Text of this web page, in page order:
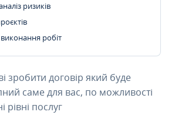
ризиків
робіт
зробити договір який буде
саме для вас, по можливості
рівні послуг